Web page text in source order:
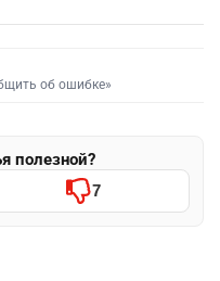
об ошибке»
полезной?
7